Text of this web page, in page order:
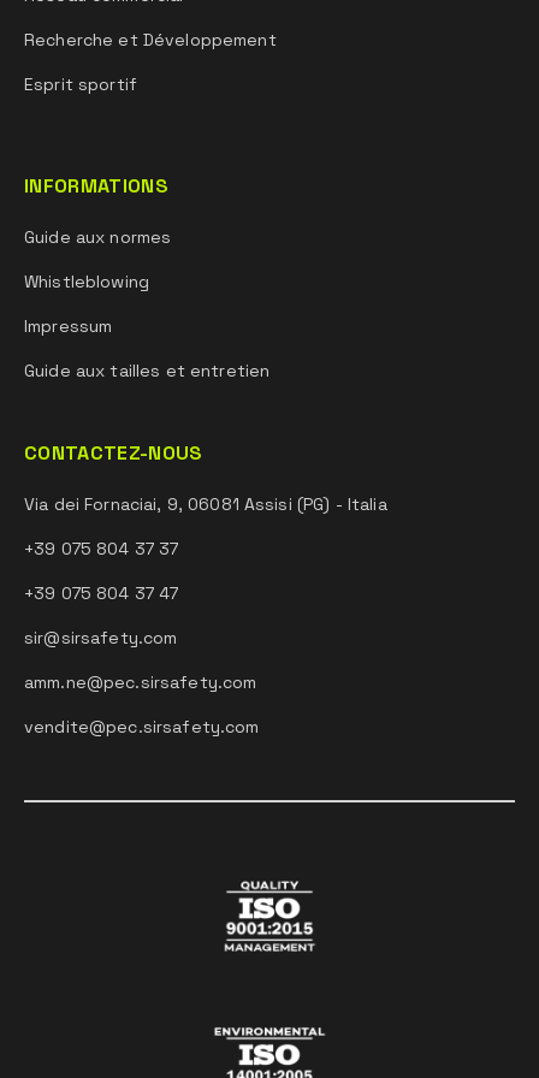
Recherche et Développement
Esprit sportif
INFORMATIONS
Guide aux normes
Whistleblowing
Impressum
Guide aux tailles et entretien
CONTACTEZ-NOUS
Via dei Fornaciai, 9, 06081 Assisi (PG) - Italia
+39 075 804 37 37
+39 075 804 37 47
sir@sirsafety.com
amm.ne@pec.sirsafety.com
vendite@pec.sirsafety.com